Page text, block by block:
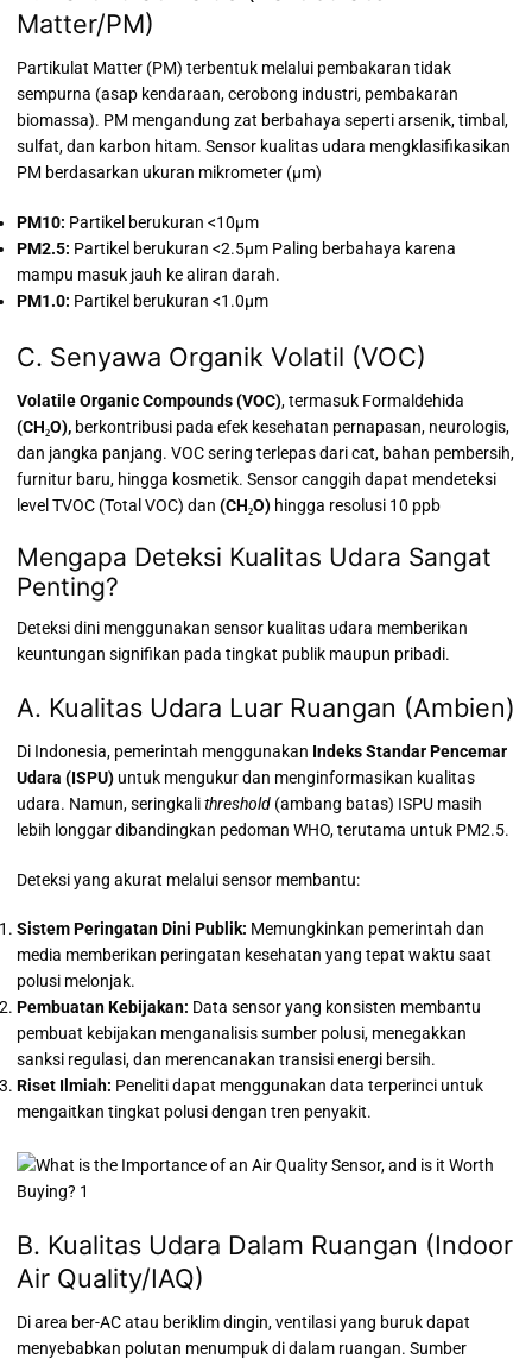
Matter/PM)
Partikulat Matter (PM) terbentuk melalui pembakaran tidak
sempurna (asap kendaraan, cerobong industri, pembakaran
biomassa). PM mengandung zat berbahaya seperti arsenik, timbal,
sulfat, dan karbon hitam. Sensor kualitas udara mengklasifikasikan
PM berdasarkan ukuran mikrometer (µm)
PM10: Partikel berukuran <10µm
PM2.5: Partikel berukuran <2.5µm Paling berbahaya karena
mampu masuk jauh ke aliran darah.
PM1.0: Partikel berukuran <1.0µm
C. Senyawa Organik Volatil (VOC)
Volatile Organic Compounds (VOC), termasuk Formaldehida
(CH₂O), berkontribusi pada efek kesehatan pernapasan, neurologis,
dan jangka panjang. VOC sering terlepas dari cat, bahan pembersih,
furnitur baru, hingga kosmetik. Sensor canggih dapat mendeteksi
level TVOC (Total VOC) dan (CH₂O) hingga resolusi 10 ppb
Mengapa Deteksi Kualitas Udara Sangat
Penting?
Deteksi dini menggunakan sensor kualitas udara memberikan
keuntungan signifikan pada tingkat publik maupun pribadi.
A. Kualitas Udara Luar Ruangan (Ambien)
Di Indonesia, pemerintah menggunakan Indeks Standar Pencemar
Udara (ISPU) untuk mengukur dan menginformasikan kualitas
udara. Namun, seringkalithreshold (ambang batas) ISPU masih
lebih longgar dibandingkan pedoman WHO, terutama untuk PM2.5.
Deteksi yang akurat melalui sensor membantu:
Sistem Peringatan Dini Publik: Memungkinkan pemerintah dan
media memberikan peringatan kesehatan yang tepat waktu saat
polusi melonjak.
Pembuatan Kebijakan: Data sensor yang konsisten membantu
pembuat kebijakan menganalisis sumber polusi, menegakkan
sanksi regulasi, dan merencanakan transisi energi bersih.
Riset Ilmiah: Peneliti dapat menggunakan data terperinci untuk
mengaitkan tingkat polusi dengan tren penyakit.
B. Kualitas Udara Dalam Ruangan (Indoor
Air Quality/IAQ)
Di area ber-AC atau beriklim dingin, ventilasi yang buruk dapat
menyebabkan polutan menumpuk di dalam ruangan. Sumber